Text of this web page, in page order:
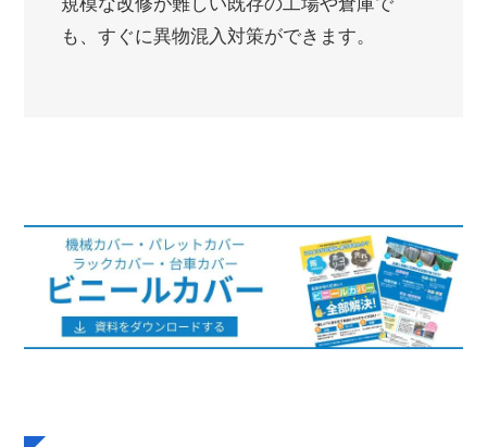
規模な改修が難しい既存の工場や倉庫で
も、すぐに異物混入対策ができます。